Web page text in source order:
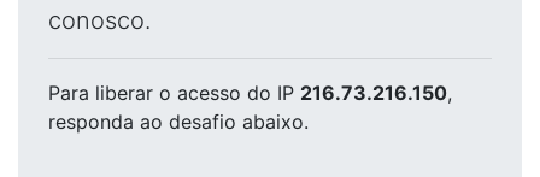
conosco.
Para liberar o acesso do IP 216.73.216.150,
responda ao desafio abaixo.